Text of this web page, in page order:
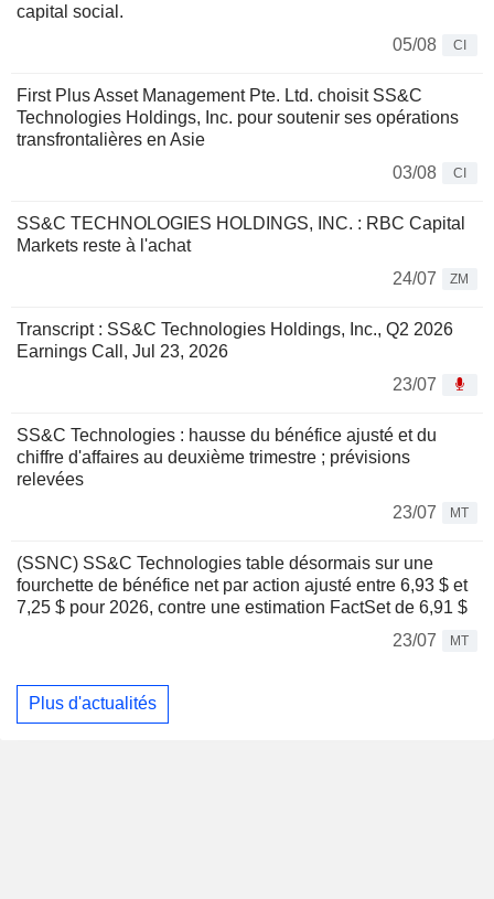
capital social.
05/08
CI
First Plus Asset Management Pte. Ltd. choisit SS&C
Technologies Holdings, Inc. pour soutenir ses opérations
transfrontalières en Asie
03/08
CI
SS&C TECHNOLOGIES HOLDINGS, INC. : RBC Capital
Markets reste à l'achat
24/07
ZM
Transcript : SS&C Technologies Holdings, Inc., Q2 2026
Earnings Call, Jul 23, 2026
23/07
SS&C Technologies : hausse du bénéfice ajusté et du
chiffre d'affaires au deuxième trimestre ; prévisions
relevées
23/07
MT
(SSNC) SS&C Technologies table désormais sur une
fourchette de bénéfice net par action ajusté entre 6,93 $ et
7,25 $ pour 2026, contre une estimation FactSet de 6,91 $
23/07
MT
Plus d'actualités